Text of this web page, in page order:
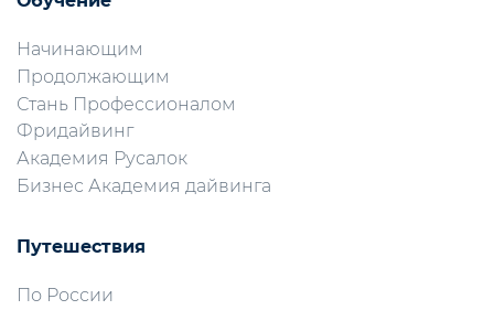
Начинающим
Продолжающим
Стань Профессионалом
Фридайвинг
Академия Русалок
Бизнес Академия дайвинга
Путешествия
По России